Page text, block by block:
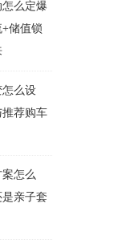
么定爆
储值锁
么设
荐购车
怎么
亲子套